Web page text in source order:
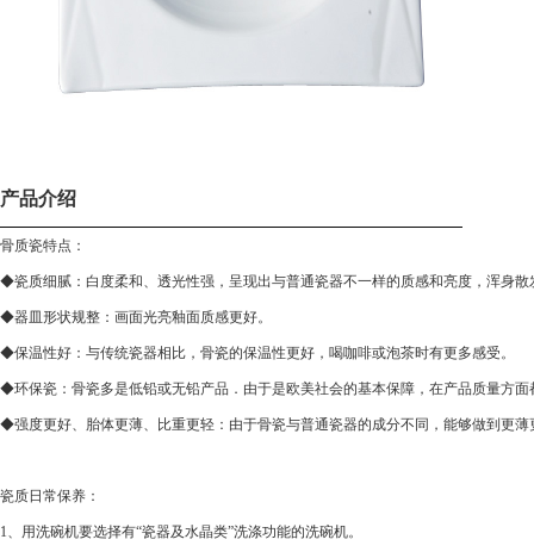
产品介绍
骨质瓷特点：
◆瓷质细腻：白度柔和、透光性强，呈现出与普通瓷器不一样的质感和亮度，浑身散
◆器皿形状规整：画面光亮釉面质感更好。
◆保温性好：与传统瓷器相比，骨瓷的保温性更好，喝咖啡或泡茶时有更多感受。
◆环保瓷：骨瓷多是低铅或无铅产品．由于是欧美社会的基本保障，在产品质量方面
◆强度更好、胎体更薄、比重更轻：由于骨瓷与普通瓷器的成分不同，能够做到更
瓷质日常保养：
1、用洗碗机要选择有“瓷器及水晶类”洗涤功能的洗碗机。